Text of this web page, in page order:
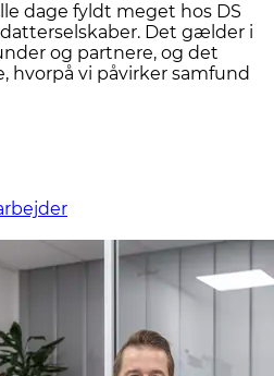
dage fyldt meget hos DS
Det gælder i
og partnere, og det
hvorpå vi påvirker samfund